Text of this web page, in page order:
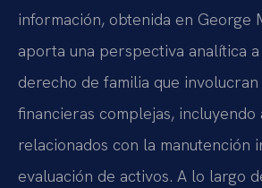
información, obtenida en George
aporta una perspectiva analítica
derecho de familia que involucran
financieras complejas, incluyendo
relacionados con la manutención
evaluación de activos. A lo largo